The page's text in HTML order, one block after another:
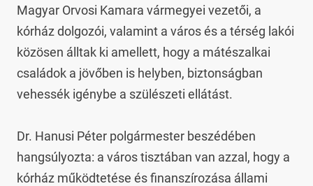
Magyar Orvosi Kamara vármegyei vezetői, a
kórház dolgozói, valamint a város és a térség lakói
közösen álltak ki amellett, hogy a mátészalkai
családok a jövőben is helyben, biztonságban
vehessék igénybe a szülészeti ellátást.
Dr. Hanusi Péter polgármester beszédében
hangsúlyozta: a város tisztában van azzal, hogy a
kórház működtetése és finanszírozása állami